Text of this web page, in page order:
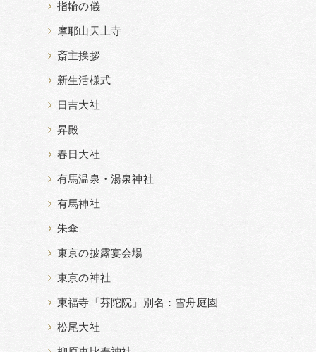
指輪の儀
摩耶山天上寺
斎主挨拶
新生活様式
日吉大社
昇殿
春日大社
有馬温泉・湯泉神社
有馬神社
朱傘
東京の披露宴会場
東京の神社
東福寺「芬陀院」別名：雪舟庭園
松尾大社